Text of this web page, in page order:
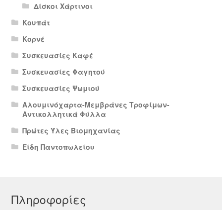
Δίσκοι Χάρτινοι
Κουπάτ
Κορνέ
Συσκευασίες Καφέ
Συσκευασίες Φαγητού
Συσκευασίες Ψωμιού
Αλουμινόχαρτα-Μεμβράνες Τροφίμων-
Αντικολλητικά Φύλλα
Πρώτες Ύλες Βιομηχανίας
Είδη Παντοπωλείου
Πληροφορίες